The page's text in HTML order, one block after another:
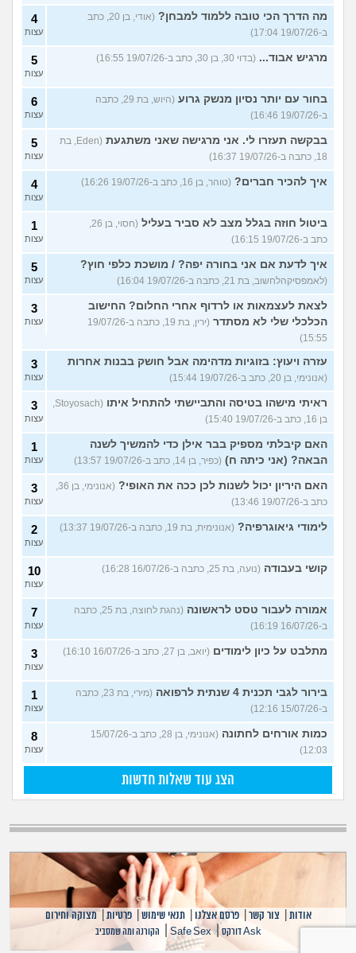
מה הדרך הכי טובה ללמוד למבחן?
(אודי, בן 20, כתב
ב-19/07/26 17:04)
4
עצות
מרגיש אבוד... (בדוי 30, בן 30, כתב ב-19/07/26 16:55) 5
עצות
בחור עם יותר נסיון מנשק גרוע
(היוש, בת 29, כתבה
ב-19/07/26 16:46)
6
עצות
בבקשה תעזרו לי. אני מרגישה שאני משתגעת
(Eden, בת
18, כתבה ב-19/07/26 16:37)
5
עצות
איך להכיר חברים? (טוהר, בן 16, כתב ב-19/07/26 16:26) 4
עצות
ביטול חוזה בגלל מצב לא סביר בעליל
(חסוי, בן 26,
כתב ב-19/07/26 16:15)
1
עצות
איך לדעת אם אני בחורה יפה? / מושכת כלפי חוץ?
(לאמפסיקהלחשוב, בת 21, כתבה ב-19/07/26 16:04)
5
עצות
לצאת לעצמאות או לרדוף אחרי החלום? החישוב
הכלכלי שלי לא מסתדר
(ירין, בת 19, כתבה ב-19/07/26
15:55)
3
עצות
עזרה ויעוץ: בזוגיות מדהימה אבל חושק בבנות אחרות
(אנונימי, בן 20, כתב ב-19/07/26 15:44)
3
עצות
ראיתי מישהו בטיסה והתביישתי להתחיל איתו
(Stoyosach,
בן 16, כתב ב-19/07/26 15:40)
3
עצות
האם קיבלתי מספיק בבר אילן כדי להמשיך לשנה
הבאה? (אני כיתה ח) (כפיר, בן 14, כתב ב-19/07/26 13:57)
1
עצות
האם היריון יכול לשנות לכן ככה את האופי?
(אנונימי, בן 36,
כתב ב-19/07/26 13:46)
3
עצות
לימודי גיאוגרפיה? (אנונימית, בת 19, כתבה ב-19/07/26 13:37) 2
עצות
קושי בעבודה (נועה, בת 25, כתבה ב-16/07/26 16:28) 10
עצות
אמורה לעבור טסט לראשונה
(נהגת לחוצה, בת 25, כתבה
ב-16/07/26 16:19)
7
עצות
מתלבט על כיון לימודים (יואב, בן 27, כתב ב-16/07/26 16:10) 3
עצות
בירור לגבי תכנית 4 שנתית לרפואה
(מירי, בת 23, כתבה
ב-15/07/26 12:16)
1
עצות
כמות אורחים לחתונה
(אנונימי, בן 28, כתב ב-15/07/26
12:03)
8
עצות
הצג עוד שאלות חדשות
אודות צור קשר |פרסם אצלנו |תנאי שימוש |פרטיות |מצוקה וחירום
Ask דורקס |
Safe Sex
| הקורנה ומה שמסביב